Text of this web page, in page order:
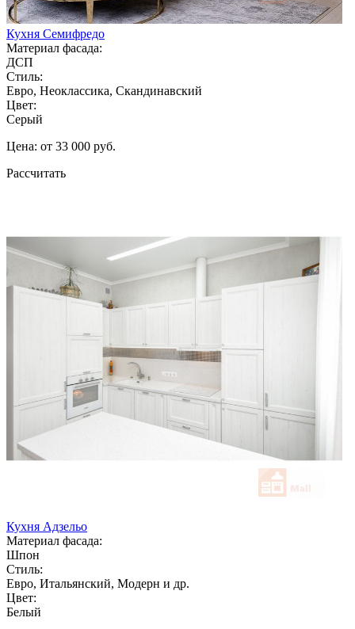
Кухня Семифредо
Материал фасада:
ДСП
Стиль:
Евро, Неоклассика, Скандинавский
Цвет:
Серый
Цена: от 33 000 руб.
Рассчитать
Кухня Адзельо
Материал фасада:
Шпон
Стиль:
Евро, Итальянский, Модерн и др.
Цвет:
Белый